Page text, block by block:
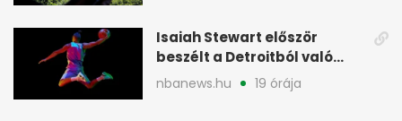
Isaiah Stewart először
beszélt a Detroitból való
távozásáról
nbanews.hu 19 órája